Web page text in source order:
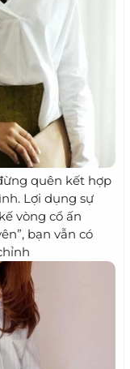
quên kết hợp
Lợi dụng sự
vòng cổ ấn
bạn vẫn có